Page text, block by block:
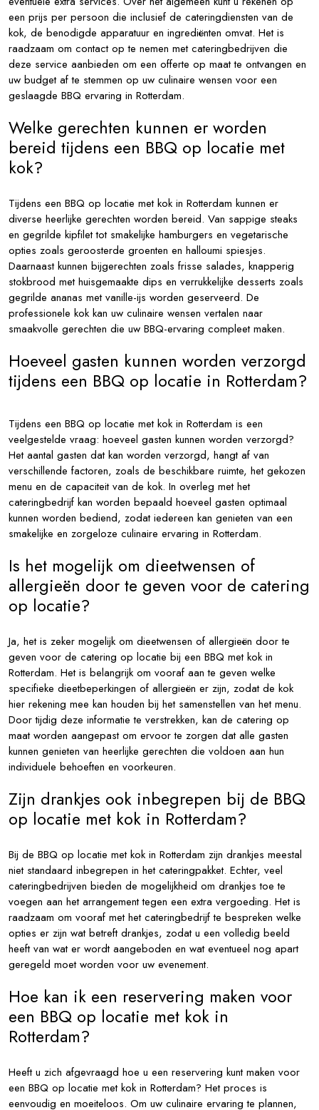
een prijs per persoon die inclusief de cateringdiensten van de
kok, de benodigde apparatuur en ingrediënten omvat. Het is
raadzaam om contact op te nemen met cateringbedrijven die
deze service aanbieden om een offerte op maat te ontvangen en
uw budget af te stemmen op uw culinaire wensen voor een
geslaagde BBQ ervaring in Rotterdam.
Welke gerechten kunnen er worden
bereid tijdens een BBQ op locatie met
kok?
Tijdens een BBQ op locatie met kok in Rotterdam kunnen er
diverse heerlijke gerechten worden bereid. Van sappige steaks
en gegrilde kipfilet tot smakelijke hamburgers en vegetarische
opties zoals geroosterde groenten en halloumi spiesjes.
Daarnaast kunnen bijgerechten zoals frisse salades, knapperig
stokbrood met huisgemaakte dips en verrukkelijke desserts zoals
gegrilde ananas met vanille-ijs worden geserveerd. De
professionele kok kan uw culinaire wensen vertalen naar
smaakvolle gerechten die uw BBQ-ervaring compleet maken.
Hoeveel gasten kunnen worden verzorgd
tijdens een BBQ op locatie in Rotterdam?
Tijdens een BBQ op locatie met kok in Rotterdam is een
veelgestelde vraag: hoeveel gasten kunnen worden verzorgd?
Het aantal gasten dat kan worden verzorgd, hangt af van
verschillende factoren, zoals de beschikbare ruimte, het gekozen
menu en de capaciteit van de kok. In overleg met het
cateringbedrijf kan worden bepaald hoeveel gasten optimaal
kunnen worden bediend, zodat iedereen kan genieten van een
smakelijke en zorgeloze culinaire ervaring in Rotterdam.
Is het mogelijk om dieetwensen of
allergieën door te geven voor de catering
op locatie?
Ja, het is zeker mogelijk om dieetwensen of allergieën door te
geven voor de catering op locatie bij een BBQ met kok in
Rotterdam. Het is belangrijk om vooraf aan te geven welke
specifieke dieetbeperkingen of allergieën er zijn, zodat de kok
hier rekening mee kan houden bij het samenstellen van het menu.
Door tijdig deze informatie te verstrekken, kan de catering op
maat worden aangepast om ervoor te zorgen dat alle gasten
kunnen genieten van heerlijke gerechten die voldoen aan hun
individuele behoeften en voorkeuren.
Zijn drankjes ook inbegrepen bij de BBQ
op locatie met kok in Rotterdam?
Bij de BBQ op locatie met kok in Rotterdam zijn drankjes meestal
niet standaard inbegrepen in het cateringpakket. Echter, veel
cateringbedrijven bieden de mogelijkheid om drankjes toe te
voegen aan het arrangement tegen een extra vergoeding. Het is
raadzaam om vooraf met het cateringbedrijf te bespreken welke
opties er zijn wat betreft drankjes, zodat u een volledig beeld
heeft van wat er wordt aangeboden en wat eventueel nog apart
geregeld moet worden voor uw evenement.
Hoe kan ik een reservering maken voor
een BBQ op locatie met kok in
Rotterdam?
Heeft u zich afgevraagd hoe u een reservering kunt maken voor
een BBQ op locatie met kok in Rotterdam? Het proces is
eenvoudig en moeiteloos. Om uw culinaire ervaring te plannen,